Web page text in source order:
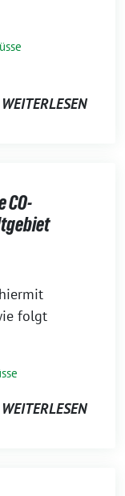
WEITERLESEN
CO-
folgt
WEITERLESEN